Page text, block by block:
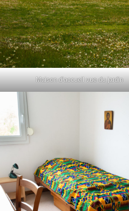
Maison d’accueil vue du jardin